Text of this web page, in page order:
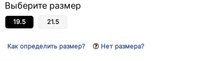
Выберите размер
19.5 21.5
Как определить размер? Нет размера?